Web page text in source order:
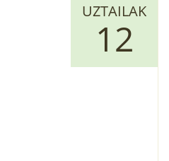
UZTAILAK
12